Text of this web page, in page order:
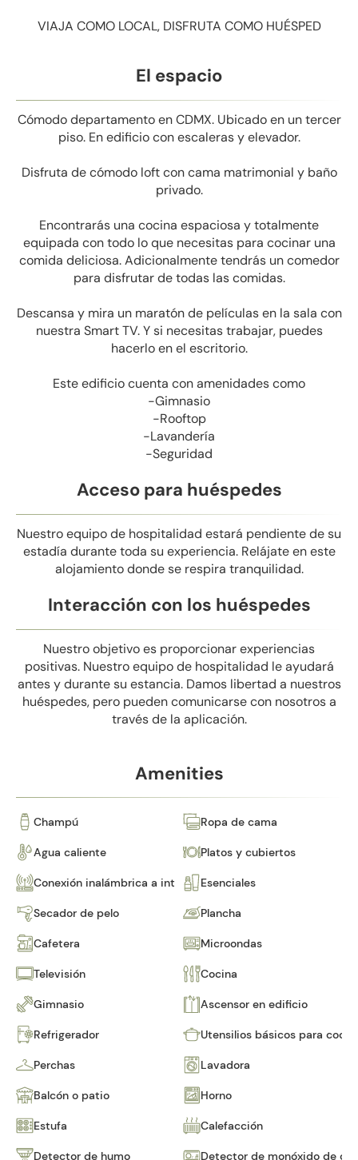
VIAJA COMO LOCAL, DISFRUTA COMO HUÉSPED
El espacio
Cómodo departamento en CDMX. Ubicado en un tercer
piso. En edificio con escaleras y elevador.
Disfruta de cómodo loft con cama matrimonial y baño
privado.
Encontrarás una cocina espaciosa y totalmente
equipada con todo lo que necesitas para cocinar una
comida deliciosa. Adicionalmente tendrás un comedor
para disfrutar de todas las comidas.
Descansa y mira un maratón de películas en la sala con
nuestra Smart TV. Y si necesitas trabajar, puedes
hacerlo en el escritorio.
Este edificio cuenta con amenidades como
-Gimnasio
-Rooftop
-Lavandería
-Seguridad
Acceso para huéspedes
Nuestro equipo de hospitalidad estará pendiente de su
estadía durante toda su experiencia. Relájate en este
alojamiento donde se respira tranquilidad.
Interacción con los huéspedes
Nuestro objetivo es proporcionar experiencias
positivas. Nuestro equipo de hospitalidad le ayudará
antes y durante su estancia. Damos libertad a nuestros
huéspedes, pero pueden comunicarse con nosotros a
través de la aplicación.
Amenities
Champú Ropa de cama
Agua caliente Platos y cubiertos
Conexión inalámbrica a internetEsenciales
Secador de pelo Plancha
Cafetera Microondas
Televisión Cocina
Gimnasio Ascensor en edificio
Refrigerador Utensilios básicos para
Perchas Lavadora
Balcón o patio Horno
Estufa Calefacción
Detector de humo Detector de monóxido de